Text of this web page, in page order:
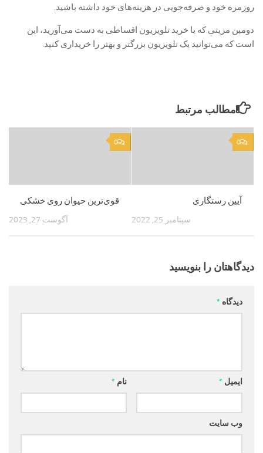
روزمره خود و صرفه‌جویی در هزینه‌های خود داشته باشید.
دومین مزیتی که با خرید تلویزیون اقساطی به دست می‌آورید، این
است که می‌توانید یک تلویزیون بزرگتر و بهتر را خریداری کنید.
مطالب مرتبط
0
قوی‌ترین حیوان روی خشکی
آگوست 27, 2023
0
آیین رستگاری
سپتامبر 25, 2022
دیدگاهتان را بنویسید
دیدگاه *
نام * ایمیل *
وب‌ سایت